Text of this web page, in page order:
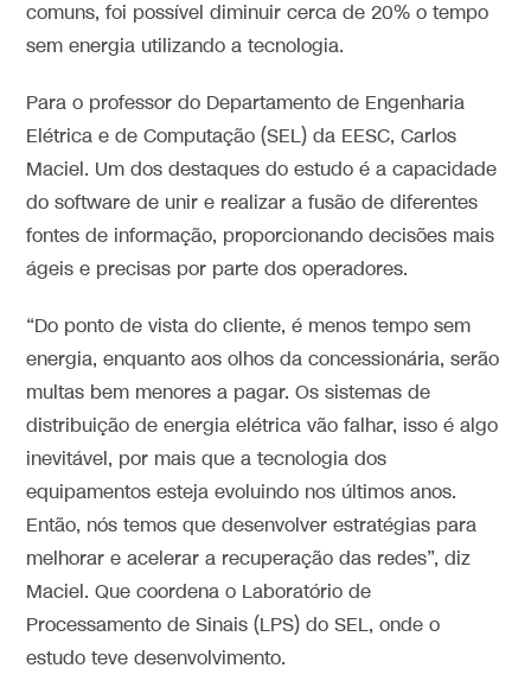
comuns, foi possível diminuir cerca de 20% o tempo
sem energia utilizando a tecnologia.
Para o professor do Departamento de Engenharia
Elétrica e de Computação (SEL) da EESC, Carlos
Maciel. Um dos destaques do estudo é a capacidade
do software de unir e realizar a fusão de diferentes
fontes de informação, proporcionando decisões mais
ágeis e precisas por parte dos operadores.
“Do ponto de vista do cliente, é menos tempo sem
energia, enquanto aos olhos da concessionária, serão
multas bem menores a pagar. Os sistemas de
distribuição de energia elétrica vão falhar, isso é algo
inevitável, por mais que a tecnologia dos
equipamentos esteja evoluindo nos últimos anos.
Então, nós temos que desenvolver estratégias para
melhorar e acelerar a recuperação das redes”, diz
Maciel. Que coordena o Laboratório de
Processamento de Sinais (LPS) do SEL, onde o
estudo teve desenvolvimento.